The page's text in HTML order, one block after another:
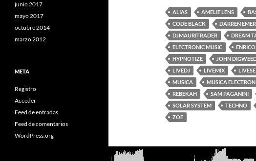
ALIAS AMELIE LENS
CODE BLACK
DARREN
DJMAURITRADER
DREAM
ELECTRONIC MUSIC
HYPNOTIZE
JOHN
LIVEDJ
LIVEMIX
MUSICA
MUSICA
REBEKAH
SAM PAGANINI
SOLAR SYSTEM
TECHNO
ZOE
junio 2017
mayo 2017
octubre 2014
marzo 2012
META
Registro
Acceder
Feed de entradas
Feed de comentarios
WordPress.org